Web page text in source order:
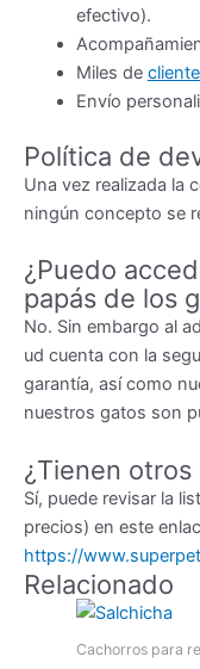
efectivo).
Miles de
Envío
Política de
Una vez realizada la
ningún concepto se
¿Puedo
papás de los
No. Sin embargo al
ud cuenta con la
garantía, así como
nuestros gatos son
¿Tienen otros
Sí, puede revisar la
precios) en este
https://
Relacionado
Cachorros para